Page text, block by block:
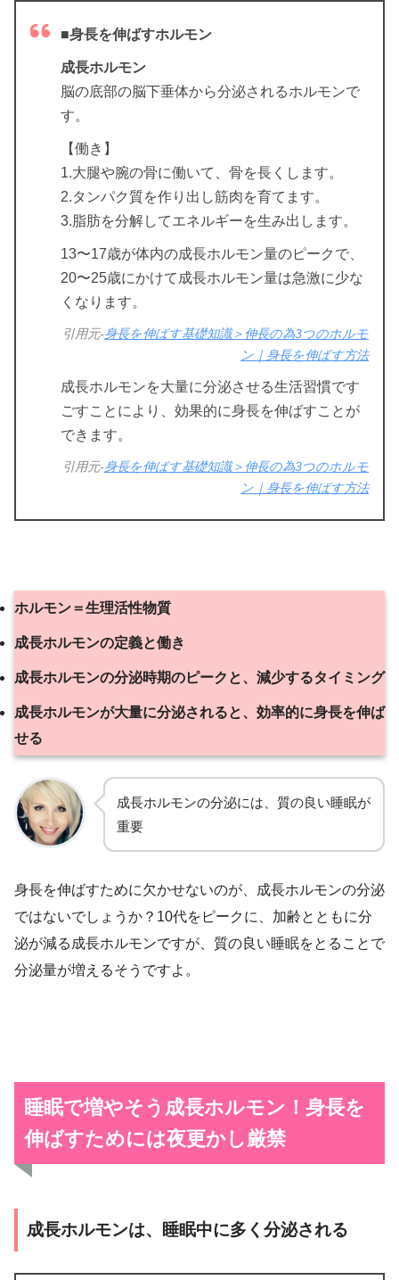
■身長を伸ばすホルモン
成長ホルモン
脳の底部の脳下垂体から分泌されるホルモンで
す。
【働き】
1.大腿や腕の骨に働いて、骨を長くします。
2.タンパク質を作り出し筋肉を育てます。
3.脂肪を分解してエネルギーを生み出します。
13〜17歳が体内の成長ホルモン量のピークで、
20〜25歳にかけて成長ホルモン量は急激に少な
くなります。
引用元-身長を伸ばす基礎知識＞伸長の為3つのホルモ
ン｜身長を伸ばす方法
成長ホルモンを大量に分泌させる生活習慣です
ごすことにより、効果的に身長を伸ばすことが
できます。
引用元-身長を伸ばす基礎知識＞伸長の為3つのホルモ
ン｜身長を伸ばす方法
ホルモン＝生理活性物質
成長ホルモンの定義と働き
成長ホルモンの分泌時期のピークと、減少するタイミング
成長ホルモンが大量に分泌されると、効率的に身長を伸ば
せる
成長ホルモンの分泌には、質の良い睡眠が
重要
身長を伸ばすために欠かせないのが、成長ホルモンの分泌
ではないでしょうか？10代をピークに、加齢とともに分
泌が減る成長ホルモンですが、質の良い睡眠をとることで
分泌量が増えるそうですよ。
睡眠で増やそう成長ホルモン！身長を
伸ばすためには夜更かし厳禁
成長ホルモンは、睡眠中に多く分泌される